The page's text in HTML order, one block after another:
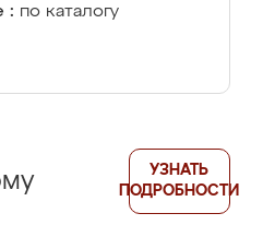
: по каталогу
УЗНАТЬ
ПОДРОБНОСТИ